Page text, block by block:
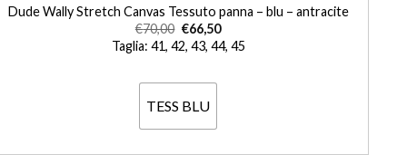
Dude Wally Stretch Canvas Tessuto panna – blu – antracite
€70,00 €66,50
Taglia: 41, 42, 43, 44, 45
TESS BLU